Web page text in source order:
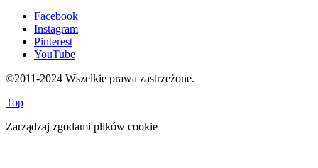
Facebook
Instagram
Pinterest
YouTube
©2011-2024 Wszelkie prawa zastrzeżone.
Top
Zarządzaj zgodami plików cookie